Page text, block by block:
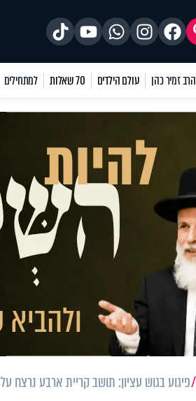
הרב זמיר כהן עולם הילדים 70 שאלות למתחילים
פיגוע בגוש עציון: תושב קריית ארבע נרצח